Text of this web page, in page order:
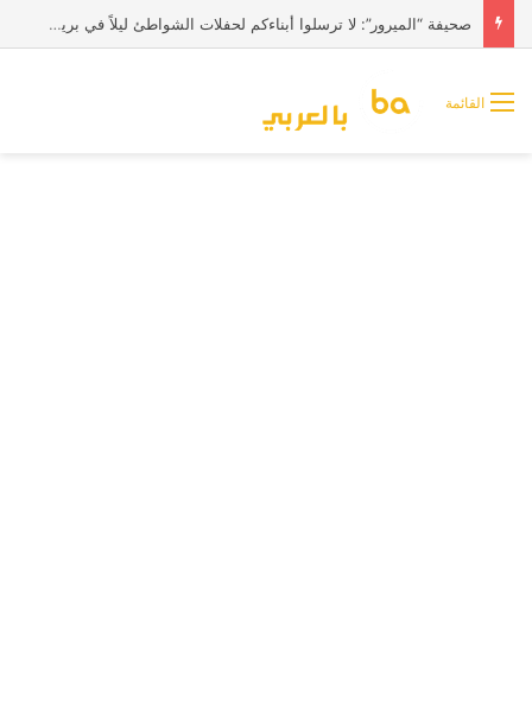
صحيفة “الميرور”: لا ترسلوا أبناءكم لحفلات الشواطئ ليلاً في بريطانيا
القائمة